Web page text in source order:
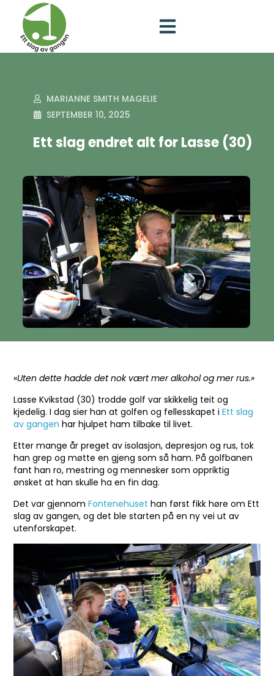
MARIANNE SMITH MAGELIE
SEPTEMBER 10, 2025
Ett slag endret alt for Lasse (30)
«Uten dette hadde det nok vært mer alkohol og mer rus.»
Lasse Kvikstad (30) trodde golf var skikkelig teit og
kjedelig. I dag sier han at golfen og fellesskapet iEtt slag
av gangen har hjulpet ham tilbake til livet.
Etter mange år preget av isolasjon, depresjon og rus, tok
han grep og møtte en gjeng som så ham. På golfbanen
fant han ro, mestring og mennesker som oppriktig
ønsket at han skulle ha en fin dag.
Det var gjennomFontenehuset han først fikk høre om Ett
slag av gangen, og det ble starten på en ny vei ut av
utenforskapet.